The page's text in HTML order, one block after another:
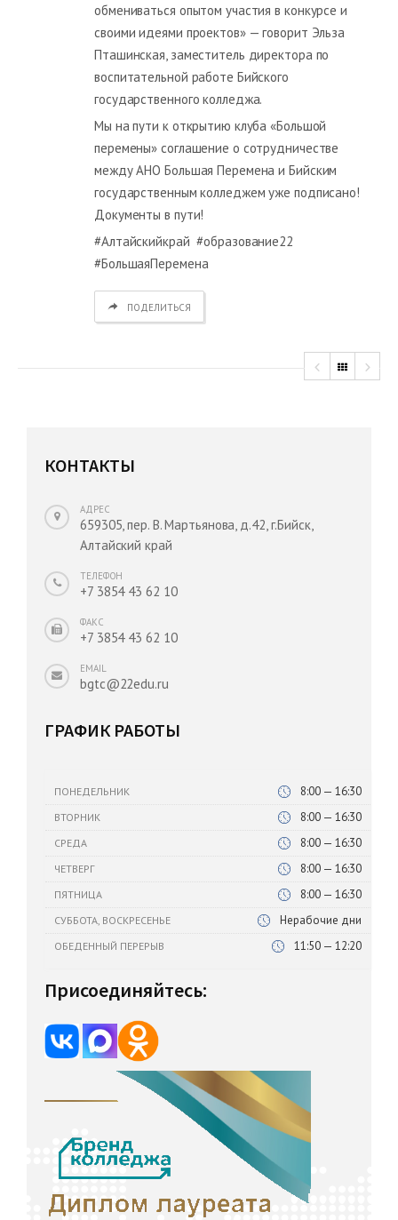
обмениваться опытом участия в конкурсе и
своими идеями проектов» — говорит Эльза
Пташинская, заместитель директора по
воспитательной работе Бийского
государственного колледжа.
Мы на пути к открытию клуба «Большой
перемены» соглашение о сотрудничестве
между АНО Большая Перемена и Бийским
государственным колледжем уже подписано!
Документы в пути!
#Алтайскийкрай #образование22
#БольшаяПеремена
ПОДЕЛИТЬСЯ
КОНТАКТЫ
АДРЕС
659305, пер. В. Мартьянова, д.42, г.Бийск,
Алтайский край
ТЕЛЕФОН
+7 3854 43 62 10
ФАКС
+7 3854 43 62 10
EMAIL
bgtc@22edu.ru
ГРАФИК РАБОТЫ
ПОНЕДЕЛЬНИК 8:00 — 16:30
ВТОРНИК 8:00 — 16:30
СРЕДА 8:00 — 16:30
ЧЕТВЕРГ 8:00 — 16:30
ПЯТНИЦА 8:00 — 16:30
СУББОТА, ВОСКРЕСЕНЬЕ Нерабочие дни
ОБЕДЕННЫЙ ПЕРЕРЫВ 11:50 — 12:20
Присоединяйтесь: